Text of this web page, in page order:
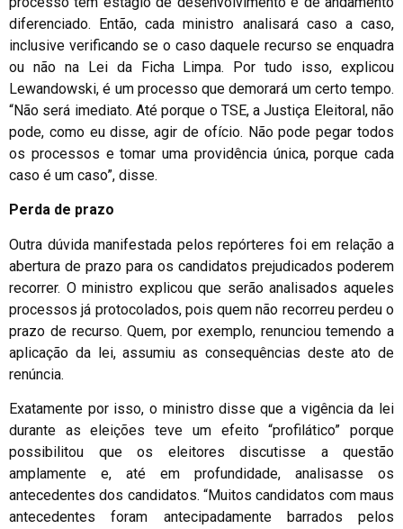
diferenciado. Então, cada ministro analisará caso a caso,
inclusive verificando se o caso daquele recurso se enquadra
ou não na Lei da Ficha Limpa. Por tudo isso, explicou
Lewandowski, é um processo que demorará um certo tempo.
“Não será imediato. Até porque o TSE, a Justiça Eleitoral, não
pode, como eu disse, agir de ofício. Não pode pegar todos
os processos e tomar uma providência única, porque cada
caso é um caso”, disse.
Perda de prazo
Outra dúvida manifestada pelos repórteres foi em relação a
abertura de prazo para os candidatos prejudicados poderem
recorrer. O ministro explicou que serão analisados aqueles
processos já protocolados, pois quem não recorreu perdeu o
prazo de recurso. Quem, por exemplo, renunciou temendo a
aplicação da lei, assumiu as consequências deste ato de
renúncia.
Exatamente por isso, o ministro disse que a vigência da lei
durante as eleições teve um efeito “profilático” porque
possibilitou que os eleitores discutisse a questão
amplamente e, até em profundidade, analisasse os
antecedentes dos candidatos. “Muitos candidatos com maus
antecedentes foram antecipadamente barrados pelos